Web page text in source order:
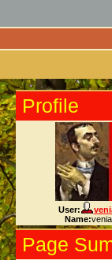
Profile
User:
Name:
Page